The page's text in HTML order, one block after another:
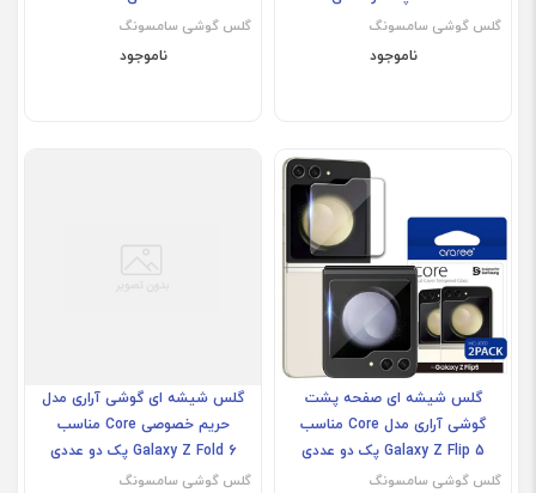
گلس گوشی سامسونگ
ناموجود
گلس گوشی سامسونگ
ناموجود
گلس شیشه ای صفحه پشت
گوشی آراری مدل Core مناسب
Galaxy Z Flip 5 پک دو عددی
گلس گوشی سامسونگ
گلس شیشه ای گوشی آراری مدل
حریم خصوصی Core مناسب
Galaxy Z Fold 6 پک دو عددی
گلس گوشی سامسونگ